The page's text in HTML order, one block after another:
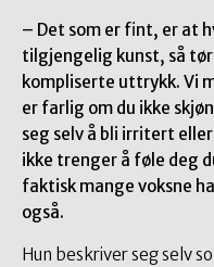
– Det som er fint, er at
tilgjengelig kunst, så
kompliserte uttrykk. Vi
er farlig om du ikke
seg selv å bli irritert
ikke trenger å føle deg
faktisk mange voksne
også.
Hun beskriver seg selv